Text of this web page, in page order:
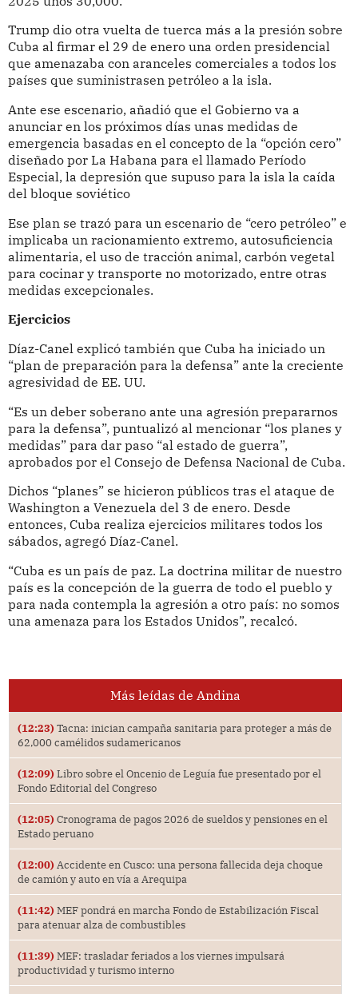
Trump dio otra vuelta de tuerca más a la presión sobre
Cuba al firmar el 29 de enero una orden presidencial
que amenazaba con aranceles comerciales a todos los
países que suministrasen petróleo a la isla.
Ante ese escenario, añadió que el Gobierno va a
anunciar en los próximos días unas medidas de
emergencia basadas en el concepto de la “opción cero”
diseñado por La Habana para el llamado Período
Especial, la depresión que supuso para la isla la caída
del bloque soviético
Ese plan se trazó para un escenario de “cero petróleo” e
implicaba un racionamiento extremo, autosuficiencia
alimentaria, el uso de tracción animal, carbón vegetal
para cocinar y transporte no motorizado, entre otras
medidas excepcionales.
Ejercicios
Díaz-Canel explicó también que Cuba ha iniciado un
“plan de preparación para la defensa” ante la creciente
agresividad de EE. UU.
“Es un deber soberano ante una agresión prepararnos
para la defensa”, puntualizó al mencionar “los planes y
medidas” para dar paso “al estado de guerra”,
aprobados por el Consejo de Defensa Nacional de Cuba.
Dichos “planes” se hicieron públicos tras el ataque de
Washington a Venezuela del 3 de enero. Desde
entonces, Cuba realiza ejercicios militares todos los
sábados, agregó Díaz-Canel.
“Cuba es un país de paz. La doctrina militar de nuestro
país es la concepción de la guerra de todo el pueblo y
para nada contempla la agresión a otro país: no somos
una amenaza para los Estados Unidos”, recalcó.
Más leídas de Andina
(12:23) Tacna: inician campaña sanitaria para proteger a más de
62,000 camélidos sudamericanos
(12:09) Libro sobre el Oncenio de Leguía fue presentado por el
Fondo Editorial del Congreso
(12:05) Cronograma de pagos 2026 de sueldos y pensiones en el
Estado peruano
(12:00) Accidente en Cusco: una persona fallecida deja choque
de camión y auto en vía a Arequipa
(11:42) MEF pondrá en marcha Fondo de Estabilización Fiscal
para atenuar alza de combustibles
(11:39) MEF: trasladar feriados a los viernes impulsará
productividad y turismo interno